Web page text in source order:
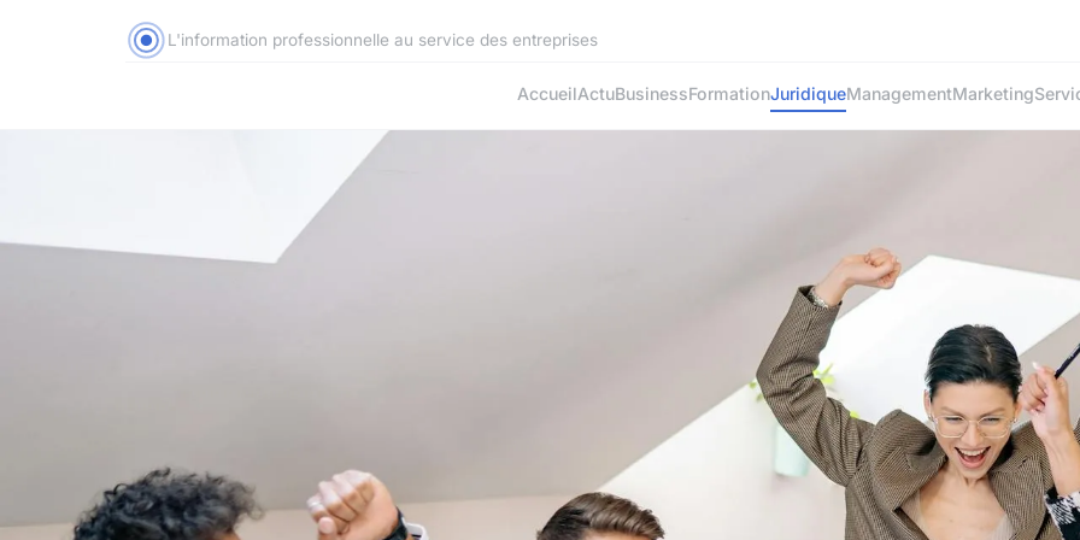
L'information professionnelle au service des entreprises
AccueilActuBusinessFormationJuridiqueManagementMarketing